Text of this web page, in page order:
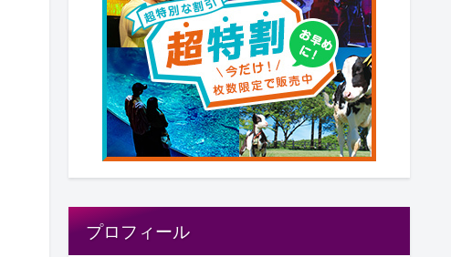
プロフィール